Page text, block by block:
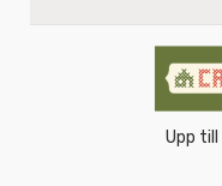
Upp till